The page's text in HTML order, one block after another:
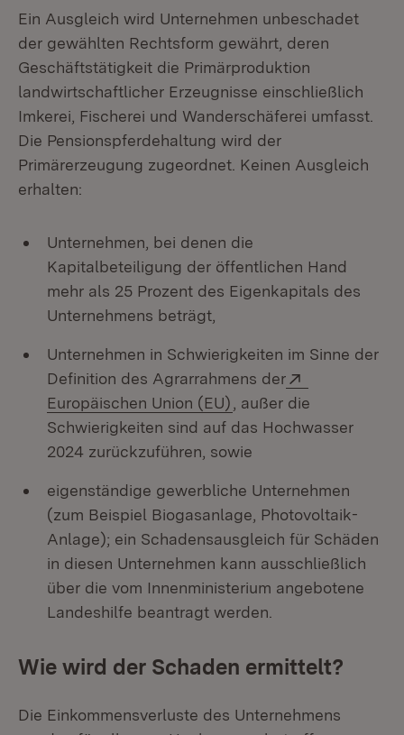
Ein Ausgleich wird Unternehmen unbeschadet
der gewählten Rechtsform gewährt, deren
Geschäftstätigkeit die Primärproduktion
landwirtschaftlicher Erzeugnisse einschließlich
Imkerei, Fischerei und Wanderschäferei umfasst.
Die Pensionspferdehaltung wird der
Primärerzeugung zugeordnet. Keinen Ausgleich
erhalten:
Unternehmen, bei denen die
Kapitalbeteiligung der öffentlichen Hand
mehr als 25 Prozent des Eigenkapitals des
Unternehmens beträgt,
Unternehmen in Schwierigkeiten im Sinne der
Definition des Agrarrahmens der
Europäischen Union (EU) (Öffnet in neuem
, außer die
Schwierigkeiten sind auf das Hochwasser
2024 zurückzuführen, sowie
eigenständige gewerbliche Unternehmen
(zum Beispiel Biogasanlage, Photovoltaik-
Anlage); ein Schadensausgleich für Schäden
in diesen Unternehmen kann ausschließlich
über die vom Innenministerium angebotene
Landeshilfe beantragt werden.
Wie wird der Schaden ermittelt?
Die Einkommensverluste des Unternehmens